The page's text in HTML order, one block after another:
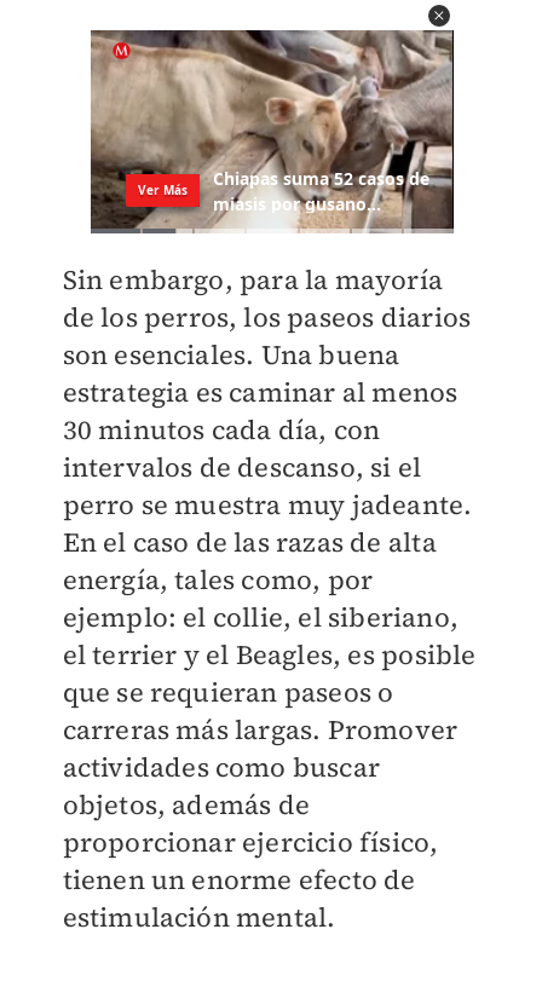
Sin embargo, para la mayoría
de los perros, los paseos diarios
son esenciales. Una buena
estrategia es caminar al menos
30 minutos cada día, con
intervalos de descanso, si el
perro se muestra muy jadeante.
En el caso de las razas de alta
energía, tales como, por
ejemplo: el collie, el siberiano,
el terrier y el Beagles, es posible
que se requieran paseos o
carreras más largas. Promover
actividades como buscar
objetos, además de
proporcionar ejercicio físico,
tienen un enorme efecto de
estimulación mental.